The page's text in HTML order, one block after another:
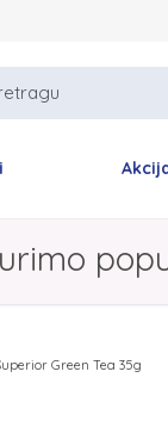
Green Tea 35g